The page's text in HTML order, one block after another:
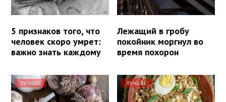
5 признаков того, что
человек скоро умрет:
важно знать каждому
Лежащий в гробу
покойник моргнул во
время похорон
ЛУЧШЕЕ ЛУЧШЕЕ